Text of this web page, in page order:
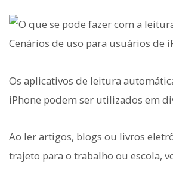
Os aplicativos de leitura
iPhone podem ser utilizados em
Ao ler artigos, blogs ou livros
trajeto para o trabalho ou escola,